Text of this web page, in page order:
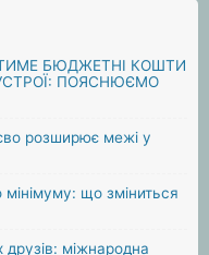
БЮДЖЕТНІ КОШТИ
ПОЯСНЮЄМО
розширює межі у
що зміниться
друзів: міжнародна